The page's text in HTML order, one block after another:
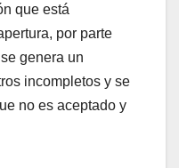
que está
por parte
genera un
incompletos y se
no es aceptado y